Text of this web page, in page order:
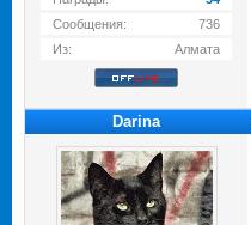
Сообщения:
736
Из:
Алмата
Darina